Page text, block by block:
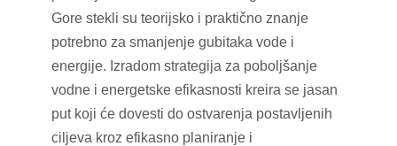
Gore stekli su teorijsko i praktično znanje
potrebno za smanjenje gubitaka vode i
energije. Izradom strategija za poboljšanje
vodne i energetske efikasnosti kreira se jasan
put koji će dovesti do ostvarenja postavljenih
ciljeva kroz efikasno planiranje i